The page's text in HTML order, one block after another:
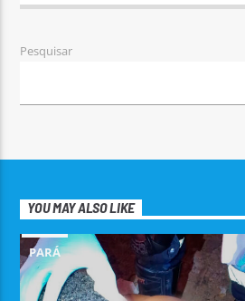
Pesquisar
YOU MAY ALSO LIKE
PARÁ